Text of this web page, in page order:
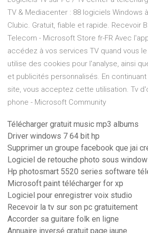
TV & Mediacenter : 88 logiciels Windows
Clubic. Gratuit, fiable et rapide. Recevoir
Telecom - Microsoft Store fr-FR Avec
accédez à vos services TV quand vous
utilise des cookies pour l'analyse, ainsi
et publicités personnalisés. En
site, vous acceptez cette utilisation. Tv
phone - Microsoft Community
Télécharger gratuit music mp3 albums
Driver windows 7 64 bit hp
Supprimer un groupe facebook que jai
Logiciel de retouche photo sous
Hp photosmart 5520 series software
Microsoft paint télécharger for xp
Logiciel pour enregistrer voix studio
Recevoir la tv sur son pc gratuitement
Accorder sa guitare folk en ligne
Annuaire inversé gratuit page jaune